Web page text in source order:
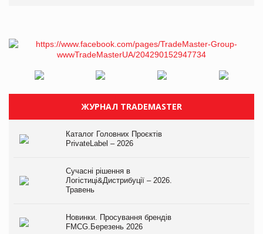
ЖУРНАЛ TRADEMASTER
Каталог Головних Проєктів
PrivateLabel – 2026
Сучасні рішення в
Логістиці&Дистрибуції – 2026.
Травень
Новинки. Просування брендів
FMCG.Березень 2026